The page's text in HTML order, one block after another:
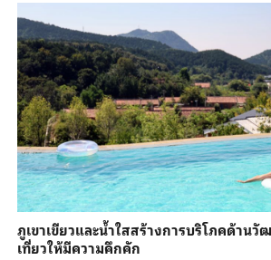
ภูเขาเขียวและน้ำใสสร้างการบริโภคด้านวั
เที่ยวให้มีความคึกคัก